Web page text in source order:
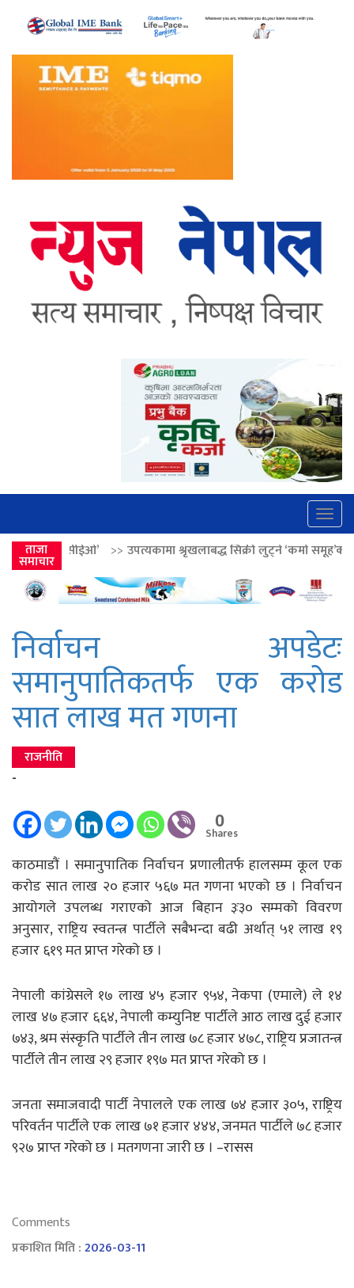
ताजा
समाचार
उपत्यकामा श्रृंखलाबद्ध सिक्री लुट्ने ‘कर्मा समूह’का नाइकेसहित पाँच
निर्वाचन अपडेटः
समानुपातिकतर्फ एक करोड
सात लाख मत गणना
राजनीति
-
0
Shares
काठमाडौं । समानुपातिक निर्वाचन प्रणालीतर्फ हालसम्म कूल एक
करोड सात लाख २० हजार ५६७ मत गणना भएको छ । निर्वाचन
आयोगले उपलब्ध गराएको आज बिहान ३ः३० सम्मको विवरण
अनुसार, राष्ट्रिय स्वतन्त्र पार्टीले सबैभन्दा बढी अर्थात् ५१ लाख १९
हजार ६१९ मत प्राप्त गरेको छ ।
नेपाली कांग्रेसले १७ लाख ४५ हजार ९५४, नेकपा (एमाले) ले १४
लाख ४७ हजार ६६४, नेपाली कम्युनिष्ट पार्टीले आठ लाख दुई हजार
७४३, श्रम संस्कृति पार्टीले तीन लाख ७८ हजार ४७८, राष्ट्रिय प्रजातन्त्र
पार्टीले तीन लाख २९ हजार १९७ मत प्राप्त गरेको छ ।
जनता समाजवादी पार्टी नेपालले एक लाख ७४ हजार ३०५, राष्ट्रिय
परिवर्तन पार्टीले एक लाख ७१ हजार ४४४, जनमत पार्टीले ७८ हजार
९२७ प्राप्त गरेको छ । मतगणना जारी छ । –रासस
Comments
प्रकाशित मिति :2026-03-11